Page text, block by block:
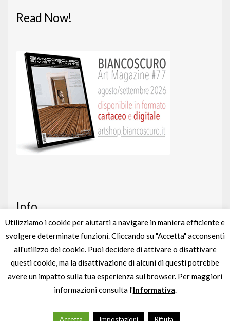
Read Now!
Info
Art shop nato da un’idea diBIANCOSCURO
Gestito completamente daliberementi
Partita IVA IT04895880963
Utilizziamo i cookie per aiutarti a navigare in maniera efficiente e
svolgere determinate funzioni. Cliccando su "Accetta" acconsenti
all'utilizzo dei cookie. Puoi decidere di attivare o disattivare
questi cookie, ma la disattivazione di alcuni di questi potrebbe
avere un impatto sulla tua esperienza sul browser. Per maggiori
informazioni consulta l'Informativa.